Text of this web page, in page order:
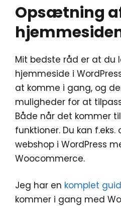
Opsætning
Mit bedste råd er at du
hjemmeside i
at komme i gang, og
muligheder for at
Både når det kommer
funktioner. Du kan
webshop i WordPress
Woocommerce.
Jeg har en komplet
kommer i gang med